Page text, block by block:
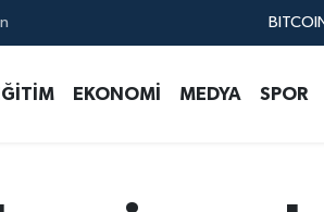
EKONOMİ MEDYA SPOR